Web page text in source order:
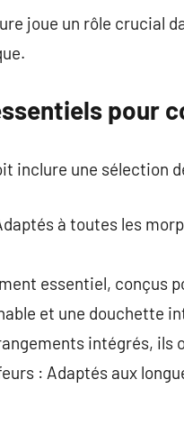
joue un rôle crucial
pour
inclure une sélection
à toutes les
essentiel, conçus
et une douchette
intégrés,
: Adaptés aux